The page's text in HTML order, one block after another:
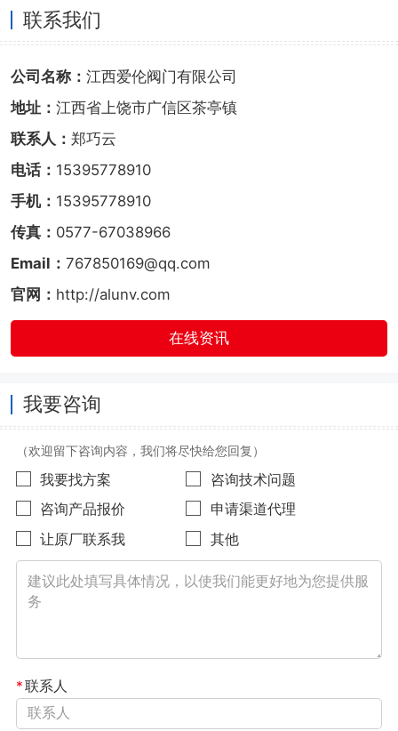
联系我们
公司名称： 江西爱伦阀门有限公司
地址： 江西省上饶市广信区茶亭镇
联系人： 郑巧云
电话： 15395778910
手机： 15395778910
传真： 0577-67038966
Email： 767850169@qq.com
官网： http://alunv.com
在线资讯
我要咨询
（欢迎留下咨询内容，我们将尽快给您回复）
我要找方案
咨询技术问题
咨询产品报价
申请渠道代理
让原厂联系我
其他
*联系人